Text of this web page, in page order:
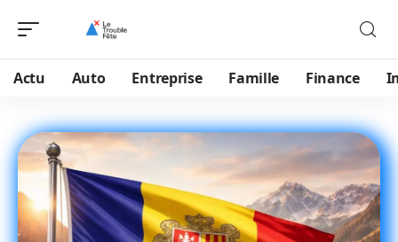
Actu Auto Entreprise Famille Finance